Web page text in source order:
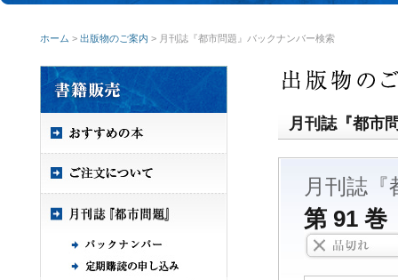
ホーム > 出版物のご案内 > 月刊誌『都市問題』バックナンバー検索
月刊誌『都市
月刊誌『
第 91